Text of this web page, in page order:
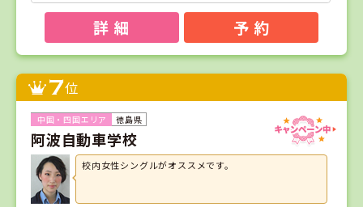
詳 細 予 約
7位
徳島県
阿波自動車学校
校内女性シングルがオススメです。